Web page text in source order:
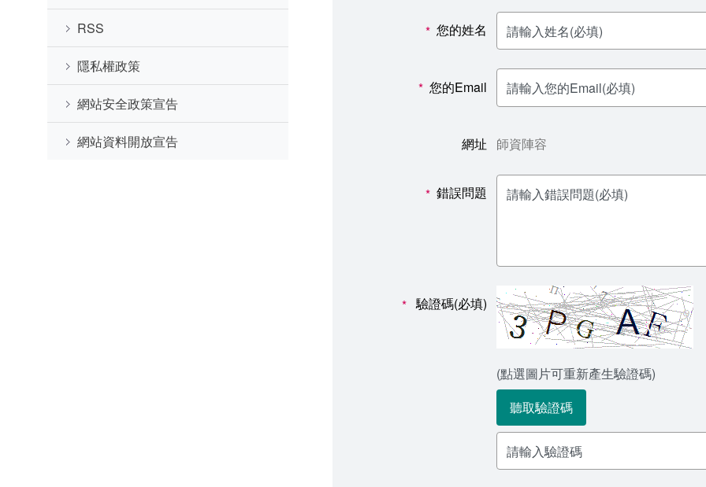
RSS
隱私權政策
網站安全政策宣告
網站資料開放宣告
* 您的姓名
* 您的Email
網址 師資陣容
* 錯誤問題
* 驗證碼(必填)
(點選圖片可重新產生驗證碼)
聽取驗證碼